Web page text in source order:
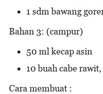
1 sdm bawang
Bahan 3: (campur)
50 ml kecap asin
10 buah cabe
Cara membuat :